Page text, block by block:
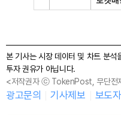
본 기사는 시장 데이터 및 차트 분
투자 권유가 아닙니다.
<저작권자 ⓒ TokenPost, 무단전
광고문의 기사제보 보도